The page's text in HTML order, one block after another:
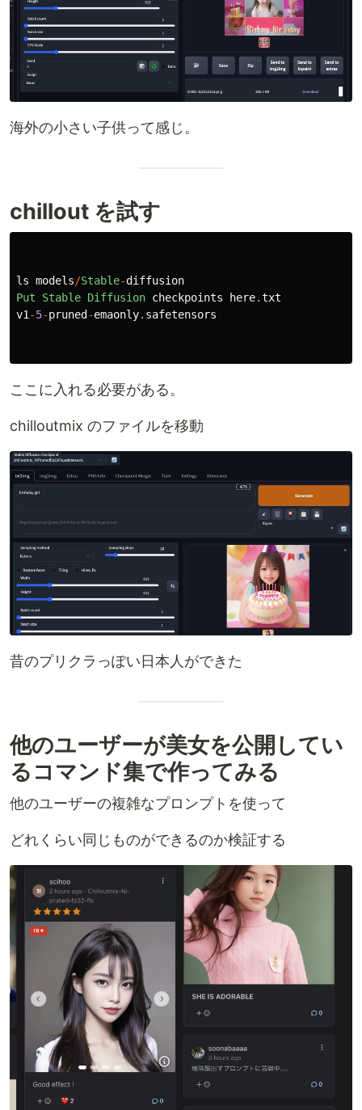
海外の小さい子供って感じ。
chillout を試す
ls models/Stable-diffusion
Put
Stable Diffusion checkpoints here.txt
v1 -5-pruned -emaonly. safetensors
ここに入れる必要がある。
chilloutmix のファイルを移動
昔のプリクラっぽい日本人ができた
他のユーザーが美女を公開してい
るコマンド集で作ってみる
他のユーザーの複雑なプロンプトを使って
どれくらい同じものができるのか検証する